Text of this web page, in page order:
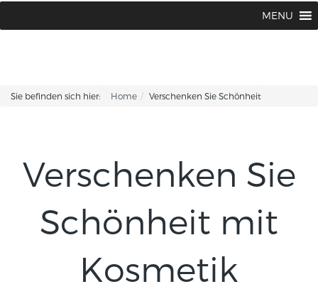
MENU
Sie befinden sich hier: Home Verschenken Sie Schönheit
Verschenken Sie
Schönheit mit
Kosmetik